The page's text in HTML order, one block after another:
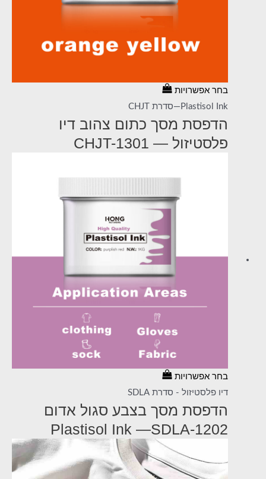
בחר אפשרויות
Plastisol Ink—סדרת CHJT
הדפסת מסך כתום צהוב דיו
פלסטיזול — CHJT-1301
בחר אפשרויות
דיו פלסטיזול - סדרת SDLA
הדפסת מסך בצבע סגול אדום
Plastisol Ink —SDLA-1202